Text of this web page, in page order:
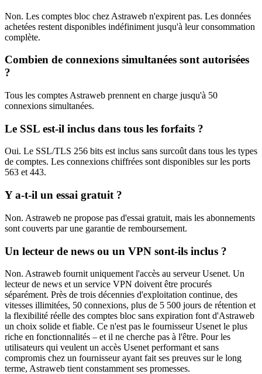
Non. Les comptes bloc chez Astraweb n'expirent pas. Les données
achetées restent disponibles indéfiniment jusqu'à leur consommation
complète.
Combien de connexions simultanées sont autorisées
?
Tous les comptes Astraweb prennent en charge jusqu'à 50
connexions simultanées.
Le SSL est-il inclus dans tous les forfaits ?
Oui. Le SSL/TLS 256 bits est inclus sans surcoût dans tous les types
de comptes. Les connexions chiffrées sont disponibles sur les ports
563 et 443.
Y a-t-il un essai gratuit ?
Non. Astraweb ne propose pas d'essai gratuit, mais les abonnements
sont couverts par une garantie de remboursement.
Un lecteur de news ou un VPN sont-ils inclus ?
Non. Astraweb fournit uniquement l'accès au serveur Usenet. Un
lecteur de news et un service VPN doivent être procurés
séparément. Près de trois décennies d'exploitation continue, des
vitesses illimitées, 50 connexions, plus de 5 500 jours de rétention et
la flexibilité réelle des comptes bloc sans expiration font d'Astraweb
un choix solide et fiable. Ce n'est pas le fournisseur Usenet le plus
riche en fonctionnalités – et il ne cherche pas à l'être. Pour les
utilisateurs qui veulent un accès Usenet performant et sans
compromis chez un fournisseur ayant fait ses preuves sur le long
terme, Astraweb tient constamment ses promesses.